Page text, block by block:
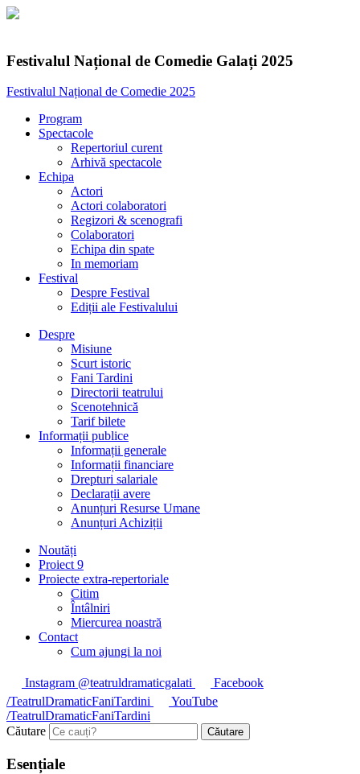
Festivalul Național de Comedie Galați 2025
Festivalul Național de Comedie 2025
Program
Spectacole
Repertoriul curent
Arhivă spectacole
Echipa
Actori
Actori colaboratori
Regizori & scenografi
Colaboratori
Echipa din spate
In memoriam
Festival
Despre Festival
Ediții ale Festivalului
Despre
Misiune
Scurt istoric
Fani Tardini
Directorii teatrului
Scenotehnică
Tarif bilete
Informații publice
Informații generale
Informații financiare
Drepturi salariale
Declarații avere
Anunțuri Resurse Umane
Anunțuri Achiziții
Noutăți
Proiect 9
Proiecte extra-repertoriale
Citim
Întâlniri
Miercurea noastră
Contact
Cum ajungi la noi
Instagram @teatruldramaticgalati
Facebook
/TeatrulDramaticFaniTardini
YouTube
/TeatrulDramaticFaniTardini
Căutare
Esențiale